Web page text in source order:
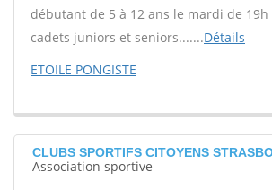
débutant de 5 à 12 ans le mardi de 19h
cadets juniors et seniors.......Détails
ETOILE PONGISTE
CLUBS SPORTIFS CITOYENS
Association sportive